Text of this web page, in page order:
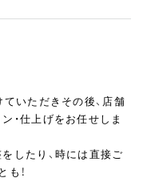
いただきその後、店舗
・仕上げをお任せしま
したり、時には直接ご
も！